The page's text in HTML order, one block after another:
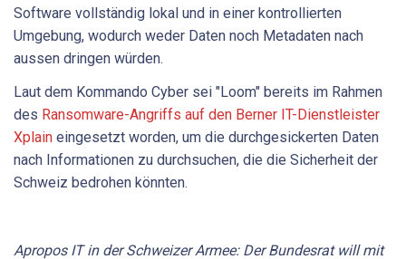
Software vollständig lokal und in einer kontrollierten
Umgebung, wodurch weder Daten noch Metadaten nach
aussen dringen würden.
Laut dem Kommando Cyber sei "Loom" bereits im Rahmen
des Ransomware-Angriffs auf den Berner IT-Dienstleister
Xplain eingesetzt worden, um die durchgesickerten Daten
nach Informationen zu durchsuchen, die die Sicherheit der
Schweiz bedrohen könnten.
Apropos IT in der Schweizer Armee: Der Bundesrat will mit